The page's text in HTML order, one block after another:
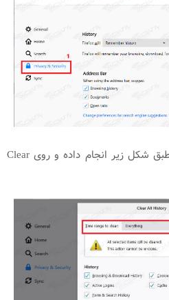
در صفحه باز شده تنظیمات را طبق شکل زیر انجام داده و روی Clear